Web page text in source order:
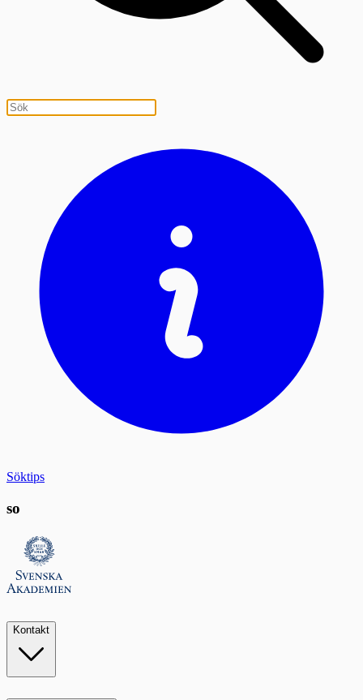
Söktips
so
Kontakt